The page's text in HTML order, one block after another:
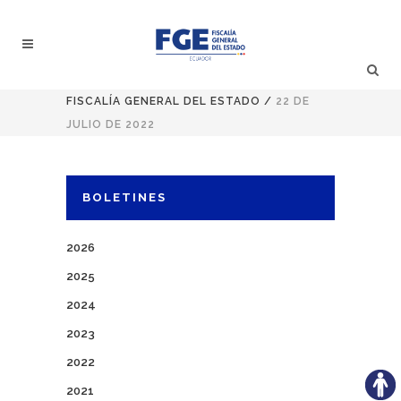
FISCALÍA GENERAL DEL ESTADO / 22 DE
JULIO DE 2022
BOLETINES
2026
2025
2024
2023
2022
2021